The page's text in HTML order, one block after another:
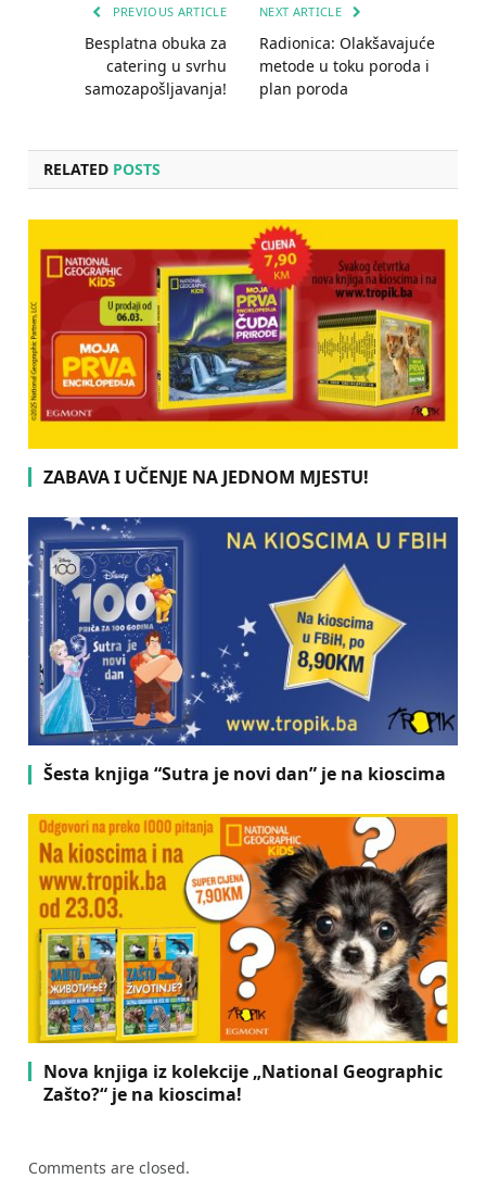
PREVIOUS ARTICLE
Besplatna obuka za
catering u svrhu
samozapošljavanja!
NEXT ARTICLE
Radionica: Olakšavajuće
metode u toku poroda i
plan poroda
RELATED POSTS
ZABAVA I UČENJE NA JEDNOM MJESTU!
Šesta knjiga “Sutra je novi dan” je na kioscima
Nova knjiga iz kolekcije „National Geographic
Zašto?“ je na kioscima!
Comments are closed.